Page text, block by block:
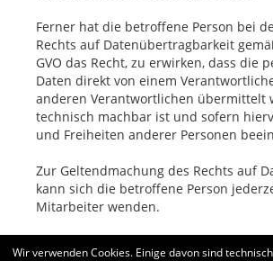
Ferner hat die betroffene Person bei
Rechts auf Datenübertragbarkeit
GVO das Recht, zu erwirken, dass die
Daten direkt von einem
anderen Verantwortlichen übermittelt
technisch machbar ist und sofern
und Freiheiten anderer Personen
Zur Geltendmachung des Rechts auf
kann sich die betroffene Person
Mitarbeiter wenden.
Wir verwenden Cookies. Einige davon sind